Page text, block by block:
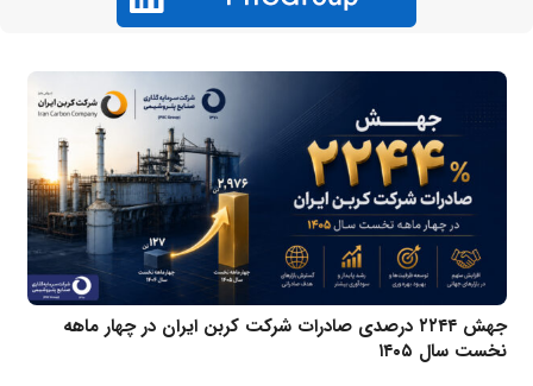
جهش ۲۲۴۴ درصدی صادرات شرکت کربن ایران در چهار ماهه
نخست سال ۱۴۰۵